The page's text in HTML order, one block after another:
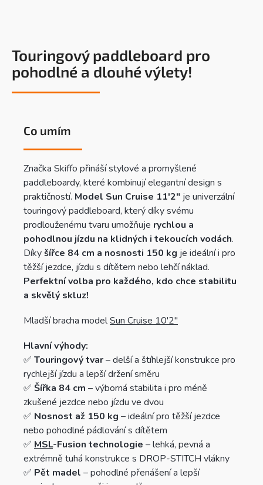
Touringový paddleboard pro
pohodlné a dlouhé výlety!
Co umím
Značka Skiffo přináší stylové a promyšlené
paddleboardy, které kombinují elegantní design s
praktičností. Model Sun Cruise 11'2" je univerzální
touringový paddleboard, který díky svému
prodlouženému tvaru umožňuje rychlou a
pohodlnou jízdu na klidných i tekoucích vodách.
Díkyšířce 84 cm a nosnosti 150 kg je ideální i pro
těžší jezdce, jízdu s dítětem nebo lehčí náklad.
Perfektní volba pro každého, kdo chce stabilitu
a skvělý skluz!
Mladší bracha modelSun Cruise 10'2"
Hlavní výhody:
✅ Touringový tvar– delší a štíhlejší konstrukce pro
rychlejší jízdu a lepší držení směru
✅ Šířka 84 cm – výborná stabilita i pro méně
zkušené jezdce nebo jízdu ve dvou
✅ Nosnost až 150 kg – ideální pro těžší jezdce
nebo pohodlné pádlování s dítětem
✅ MSL-Fusion technologie – lehká, pevná a
extrémně tuhá konstrukce s DROP-STITCH vlákny
✅ Pět madel – pohodlné přenášení a lepší